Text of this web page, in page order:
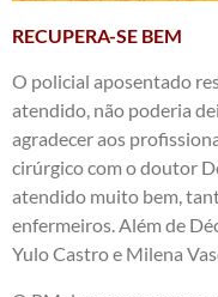
RECUPERA-SE BEM
O policial aposentado
atendido, não poderia
agradecer aos
cirúrgico com o doutor
atendido muito bem,
enfermeiros. Além de
Yulo Castro e Milena